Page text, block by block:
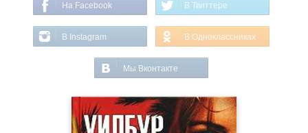
На Facebook В Твиттере
В Instagram В Одноклассниках
Мы Вконтакте